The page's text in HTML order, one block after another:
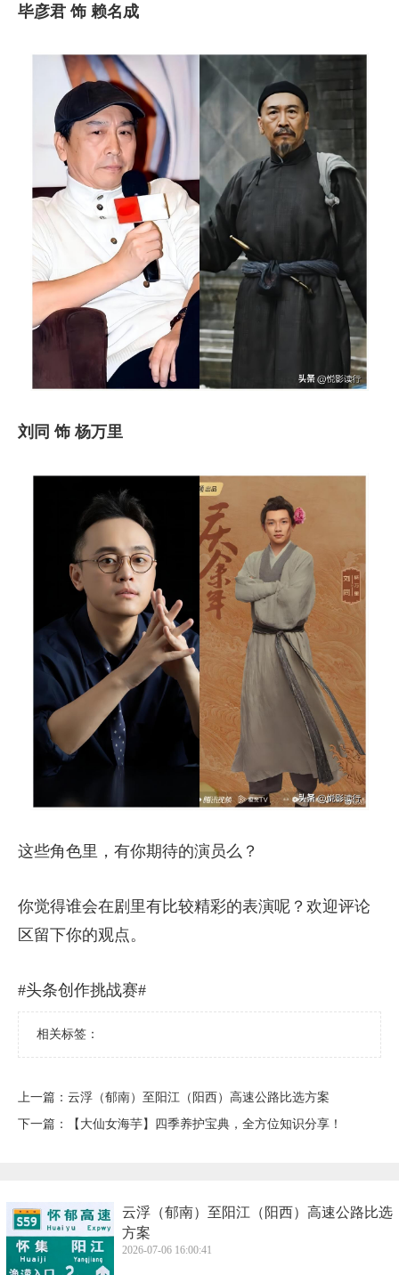
毕彦君 饰 赖名成
刘同 饰 杨万里
这些角色里，有你期待的演员么？
你觉得谁会在剧里有比较精彩的表演呢？欢迎评论
区留下你的观点。
#头条创作挑战赛#
相关标签：
上一篇： ​云浮（郁南）至阳江（阳西）高速公路比选方案
下一篇：
​【大仙女海芋】四季养护宝典，全方位知识分享！
​云浮（郁南）至阳江（阳西）高速公路比选
方案
2026-07-06 16:00:41